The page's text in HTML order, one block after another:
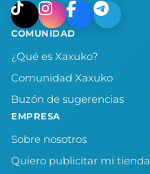
COMUNIDAD
¿Qué es Xaxuko?
Comunidad Xaxuko
Buzón de sugerencias
EMPRESA
Sobre nosotros
Quiero publicitar mi tienda